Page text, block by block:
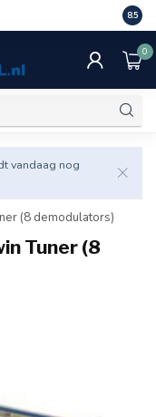
Veel
8.5
0
vandaag nog
(8 demodulators)
Tuner (8